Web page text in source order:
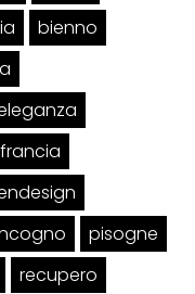
bienno
francia
pisogne
recupero